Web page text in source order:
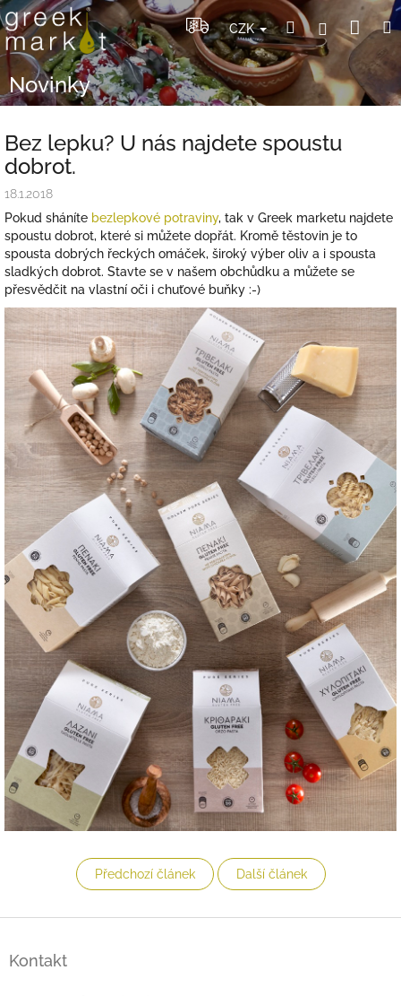
Přejít
na
obsah
CZK HledatPřihlášení
Novinky
Bez lepku? U nás najdete spoustu
dobrot.
18.1.2018
Pokud sháníte bezlepkové potraviny, tak v Greek marketu najdete
spoustu dobrot, které si můžete dopřát. Kromě těstovin je to
spousta dobrých řeckých omáček, široký výber oliv a i spousta
sladkých dobrot. Stavte se v našem obchůdku a můžete se
přesvědčit na vlastní oči i chuťové buňky :-)
Předchozí článek Další článek
Kontakt